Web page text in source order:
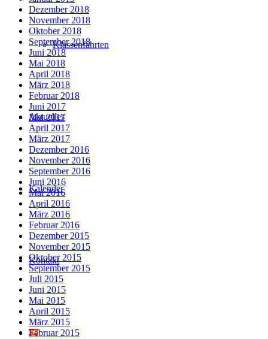
Klassenfahrten
Aktuelles
Kalender
Kontakt
Dezember 2018
November 2018
Oktober 2018
September 2018
Juni 2018
Mai 2018
April 2018
März 2018
Februar 2018
Juni 2017
Mai 2017
April 2017
März 2017
Dezember 2016
November 2016
September 2016
Juni 2016
Mai 2016
April 2016
März 2016
Februar 2016
Dezember 2015
November 2015
Oktober 2015
September 2015
Juli 2015
Juni 2015
Mai 2015
April 2015
März 2015
Februar 2015